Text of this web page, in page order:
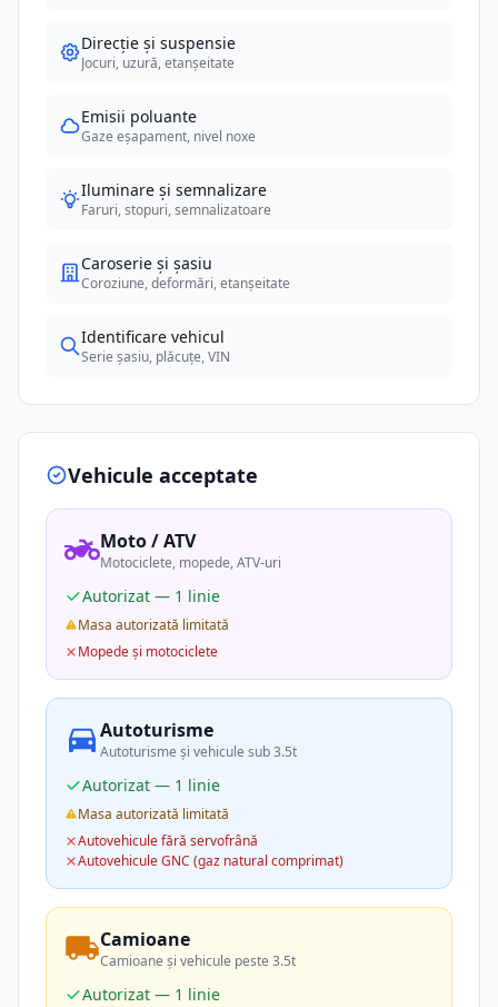
Direcție și suspensie
Jocuri, uzură, etanșeitate
Emisii poluante
Gaze eșapament, nivel noxe
Iluminare și semnalizare
Faruri, stopuri, semnalizatoare
Caroserie și șasiu
Coroziune, deformări, etanșeitate
Identificare vehicul
Serie șasiu, plăcuțe, VIN
Vehicule acceptate
Moto / ATV
Motociclete, mopede, ATV-uri
Autorizat — 1 linie
Masa autorizată limitată
Mopede și motociclete
Autoturisme
Autoturisme și vehicule sub 3.5t
Autorizat — 1 linie
Masa autorizată limitată
Autovehicule fără servofrână
Autovehicule GNC (gaz natural comprimat)
Camioane
Camioane și vehicule peste 3.5t
Autorizat — 1 linie